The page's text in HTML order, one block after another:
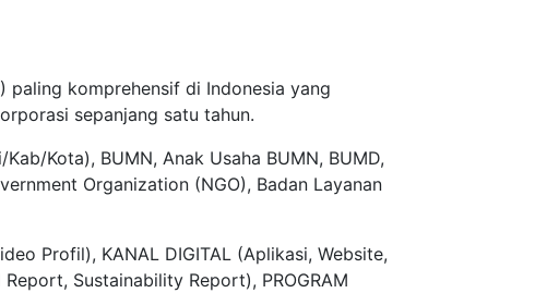
paling komprehensif di Indonesia yang
sepanjang satu tahun.
Kota), BUMN, Anak Usaha BUMN, BUMD,
Organization (NGO), Badan Layanan
Profil), KANAL DIGITAL (Aplikasi, Website,
Sustainability Report), PROGRAM